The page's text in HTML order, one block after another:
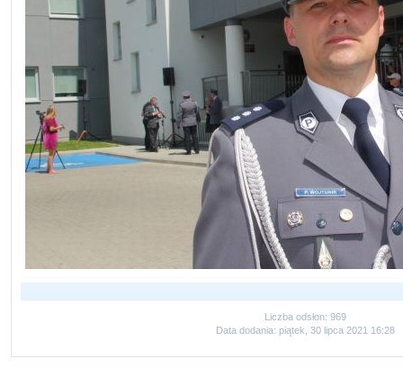
Liczba odsłon: 969
Data dodania: piątek, 30 lipca 2021 16:28